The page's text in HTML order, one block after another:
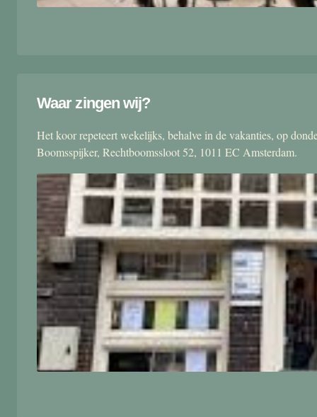
Waar zingen wij?
Het koor repeteert wekelijks, behalve in de vakanties, op
Boomsspijker, Rechtboomssloot 52, 1011 EC Amsterdam.